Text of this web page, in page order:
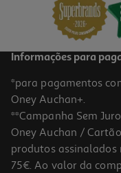
Informações para
*para pagamentos
Oney Auchan+.
**Campanha Sem
Oney Auchan /
produtos
75€. Ao valor da